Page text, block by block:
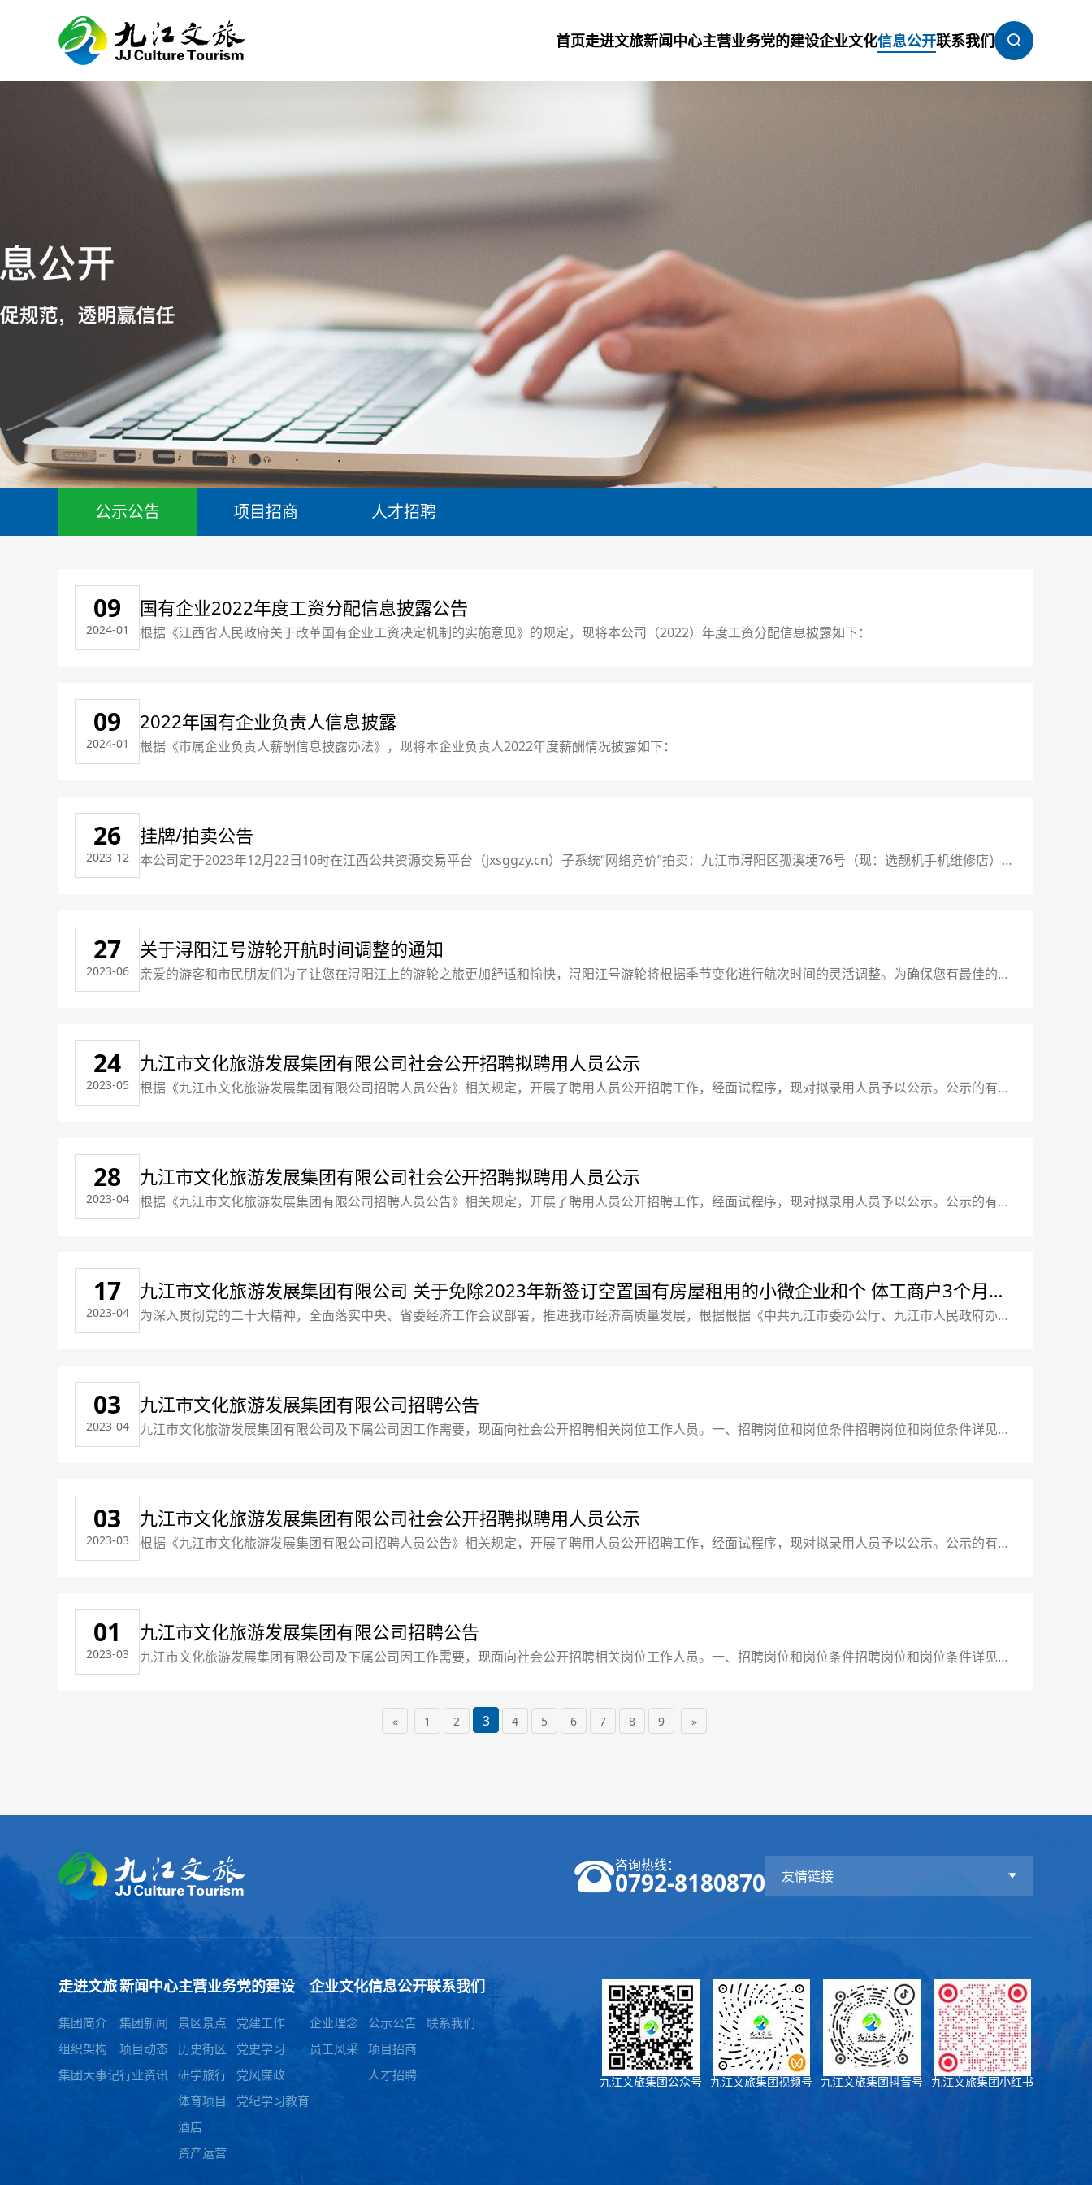
首页走进文旅新闻中心主营业务党的建设企业文化信息公开联系我们
公示公告 项目招商 人才招聘
09
2024-01
国有企业2022年度工资分配信息披露公告
根据《江西省人民政府关于改革国有企业工资决定机制的实施意见》的规定，现将本公司（2022）年度工资分配信息披露如下：
09
2024-01
2022年国有企业负责人信息披露
根据《市属企业负责人薪酬信息披露办法》，现将本企业负责人2022年度薪酬情况披露如下：
26
2023-12
挂牌/拍卖公告
本公司定于2023年12月22日10时在江西公共资源交易平台（jxsggzy.cn）子系统“网络竞价”拍卖：九江市浔阳区孤溪埂76号（现：选靓机手机维修店）资
27
2023-06
关于浔阳江号游轮开航时间调整的通知
亲爱的游客和市民朋友们为了让您在浔阳江上的游轮之旅更加舒适和愉快，浔阳江号游轮将根据季节变化进行航次时间的灵活调整。为确保您有最佳的体
24
2023-05
九江市文化旅游发展集团有限公司社会公开招聘拟聘用人员公示
根据《九江市文化旅游发展集团有限公司招聘人员公告》相关规定，开展了聘用人员公开招聘工作，经面试程序，现对拟录用人员予以公示。公示的有关
28
2023-04
九江市文化旅游发展集团有限公司社会公开招聘拟聘用人员公示
根据《九江市文化旅游发展集团有限公司招聘人员公告》相关规定，开展了聘用人员公开招聘工作，经面试程序，现对拟录用人员予以公示。公示的有关
17
2023-04
九江市文化旅游发展集团有限公司 关于免除2023年新签订空置国有房屋租用的小微企业和个 体工商户3个月租
金的通知
为深入贯彻党的二十大精神，全面落实中央、省委经济工作会议部署，推进我市经济高质量发展，根据根据《中共九江市委办公厅、九江市人民政府办公
03
2023-04
九江市文化旅游发展集团有限公司招聘公告
九江市文化旅游发展集团有限公司及下属公司因工作需要，现面向社会公开招聘相关岗位工作人员。一、招聘岗位和岗位条件招聘岗位和岗位条件详见附
03
2023-03
九江市文化旅游发展集团有限公司社会公开招聘拟聘用人员公示
根据《九江市文化旅游发展集团有限公司招聘人员公告》相关规定，开展了聘用人员公开招聘工作，经面试程序，现对拟录用人员予以公示。公示的有关
01
2023-03
九江市文化旅游发展集团有限公司招聘公告
九江市文化旅游发展集团有限公司及下属公司因工作需要，现面向社会公开招聘相关岗位工作人员。一、招聘岗位和岗位条件招聘岗位和岗位条件详见附
« 1 2 3 4 5 6 7 8 9 »
咨询热线：
0792-8180870 友情链接
走进文旅
集团简介
组织架构
集团大事记
新闻中心
集团新闻
项目动态
行业资讯
主营业务
景区景点
历史街区
研学旅行
体育项目
酒店
资产运营
党的建设
党建工作
党史学习
党风廉政
党纪学习教育
企业文化
企业理念
员工风采
信息公开
公示公告
项目招商
人才招聘
联系我们
联系我们
九江文旅集团公众号 九江文旅集团视频号 九江文旅集团抖音号 九江文旅集团小红书